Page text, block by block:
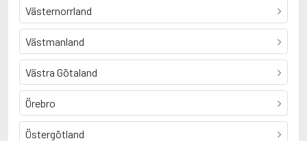
Västernorrland
Västmanland
Västra Götaland
Örebro
Östergötland